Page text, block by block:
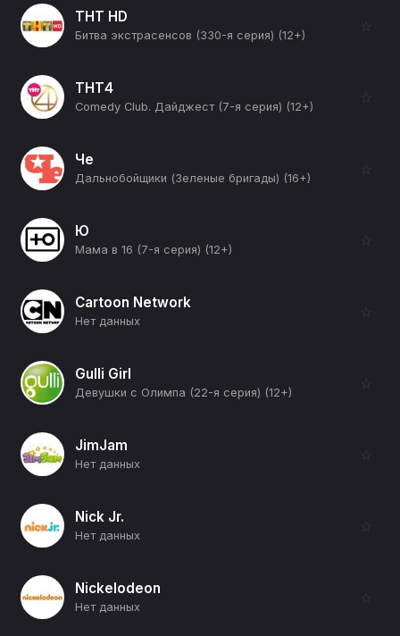
ТНТ HD
Битва экстрасенсов (330-я серия) (12+)
☆
ТНТ4
Comedy Club. Дайджест (7-я серия) (12+)
☆
Че
Дальнобойщики (Зеленые бригады) (16+)
☆
Ю
Мама в 16 (7-я серия) (12+)
☆
Cartoon Network
Нет данных
☆
Gulli Girl
Девушки с Олимпа (22-я серия) (12+)
☆
JimJam
Нет данных
☆
Nick Jr.
Нет данных
☆
Nickelodeon
Нет данных
☆